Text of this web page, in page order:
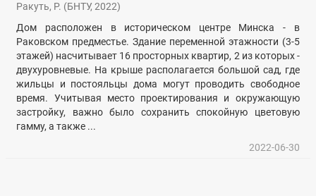
Ракуть, Р. (БНТУ,2022)
Дом расположен в историческом центре Минска - в
Раковском предместье. Здание переменной этажности (3-5
этажей) насчитывает 16 просторных квартир, 2 из которых -
двухуровневые. На крыше располагается большой сад, где
жильцы и постояльцы дома могут проводить свободное
время. Учитывая место проектирования и окружающую
застройку, важно было сохранить спокойную цветовую
гамму, а также ...
2022-06-30